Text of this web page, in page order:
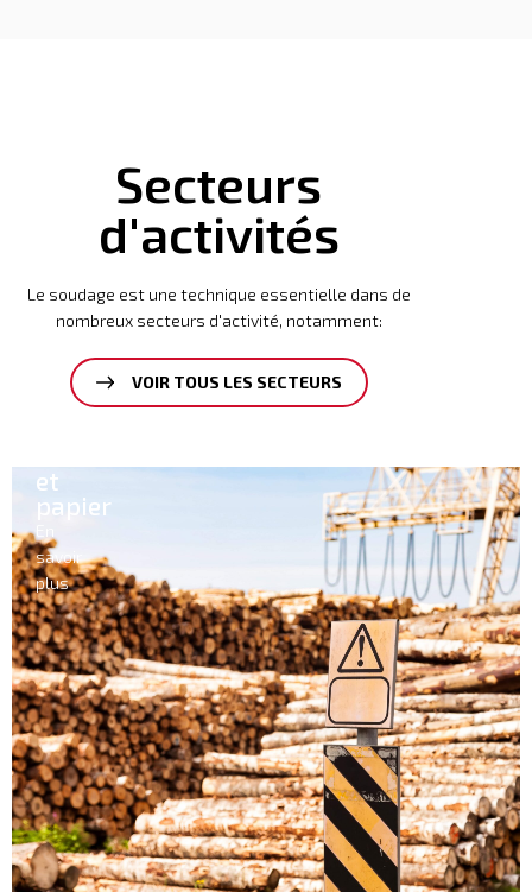
Secteurs
d'activités
Le soudage est une technique essentielle dans de
nombreux secteurs d'activité, notamment:
VOIR TOUS LES SECTEURS
et
papier
savoir
plus